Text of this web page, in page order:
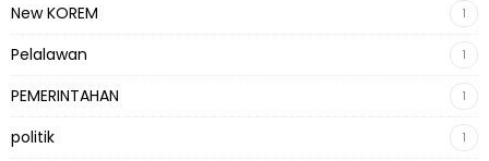
New KOREM 1
Pelalawan 1
PEMERINTAHAN 1
politik 1